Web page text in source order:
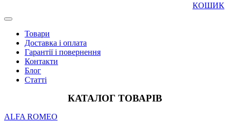
КОШИК
Товари
Доставка і оплата
Гарантії і повернення
Контакти
Блог
Статті
КАТАЛОГ ТОВАРІВ
ALFA ROMEO